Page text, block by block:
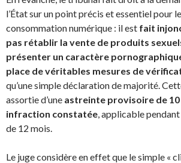
l’État sur un point précis et essentiel pour
consommation numérique : il est fait
pas rétablir la vente de produits
présenter un caractère
place de véritables mesures de
qu’une simple déclaration de majorité.
assortie d’une astreinte provisoire de 10
infraction constatée, applicable
de 12 mois.
Le juge considère en effet que le simple «